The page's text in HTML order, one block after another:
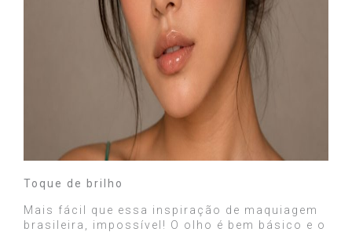
Toque de brilho
Mais fácil que essa inspiração de maquiagem
brasileira, impossível! O olho é bem básico e o